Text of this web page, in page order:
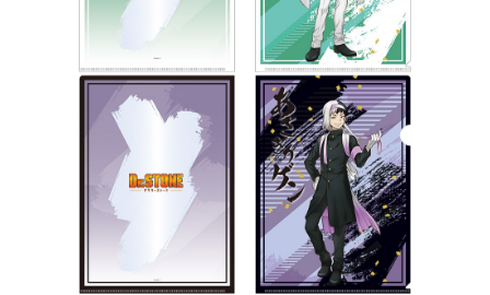
薬屋のひとりごと 夏の園遊会2026
名探偵コナン
アニメ『僕のヒーローアカデミア』10周年
ハイキュー!!ジャージ＆ユニフォーム
『無職転生Ⅲ ～異世界行ったら本気だす～』